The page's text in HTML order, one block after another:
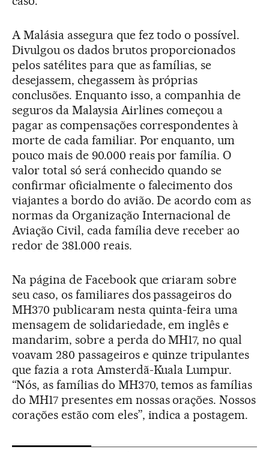
A Malásia assegura que fez todo o possível.
Divulgou os dados brutos proporcionados
pelos satélites para que as famílias, se
desejassem, chegassem às próprias
conclusões. Enquanto isso, a companhia de
seguros da Malaysia Airlines começou a
pagar as compensações correspondentes à
morte de cada familiar. Por enquanto, um
pouco mais de 90.000 reais por família. O
valor total só será conhecido quando se
confirmar oficialmente o falecimento dos
viajantes a bordo do avião. De acordo com as
normas da Organização Internacional de
Aviação Civil, cada família deve receber ao
redor de 381.000 reais.
Na página de Facebook que criaram sobre
seu caso, os familiares dos passageiros do
MH370 publicaram nesta quinta-feira uma
mensagem de solidariedade, em inglês e
mandarim, sobre a perda do MH17, no qual
voavam 280 passageiros e quinze tripulantes
que fazia a rota Amsterdã-Kuala Lumpur.
“Nós, as famílias do MH370, temos as famílias
do MH17 presentes em nossas orações. Nossos
corações estão com eles”, indica a postagem.